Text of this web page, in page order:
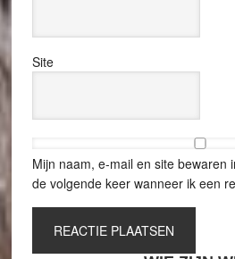
Site
Mijn naam, e-mail en site bewaren
de volgende keer wanneer ik een